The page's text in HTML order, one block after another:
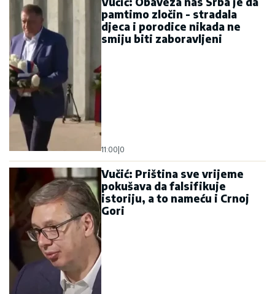
pamtimo zločin - stradala
djeca i porodice nikada ne
smiju biti zaboravljeni
11:00|0
Vučić: Priština sve vrijeme
pokušava da falsifikuje
istoriju, a to nameću i Crnoj
Gori